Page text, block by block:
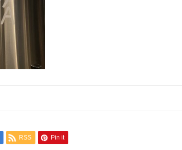
RSS Pin it